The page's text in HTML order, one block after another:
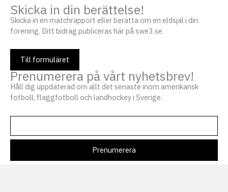
Skicka in din berättelse!
Skicka in en matchrapport eller berätta om en eldsjäl i din
förening. Ditt bidrag publiceras här på swe3.se.
Till formuläret
Prenumerera på vårt nyhetsbrev!
Håll dig uppdaterad om allt det senaste inom amerikansk
fotboll, flaggfotboll och landhockey i Sverige.